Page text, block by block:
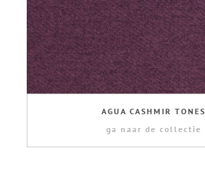
AGUA CASHMIR TONES
ga naar de collectie